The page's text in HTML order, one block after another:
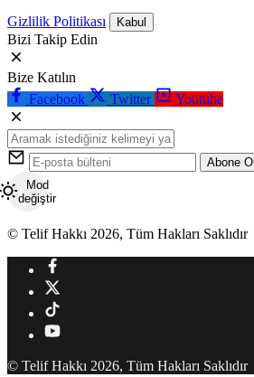
Gizlilik Politikası Kabul
Bizi Takip Edin
Bize Katılın
Facebook
Twitter Youtube
Abone Ol
Mod
değiştir
© Telif Hakkı 2026, Tüm Hakları Saklıdır
© Telif Hakkı 2026, Tüm Hakları Saklıdır